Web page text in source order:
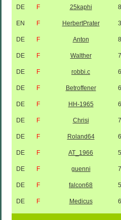
DE F 25kaphi
EN F HerbertPrater
DE F Anton
DE F Walther
DE F robbi.c
DE F Betroffener
DE F HH-1965
DE F Chrisi
DE F Roland64
DE F AT_1966
DE F guenni
DE F falcon68
DE F Medicus